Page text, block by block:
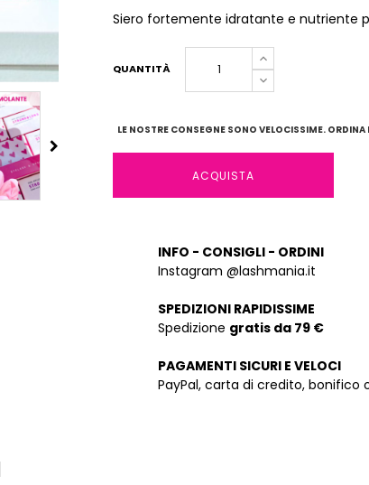
Siero fortemente idratante e nutriente
QUANTITÀ
LE NOSTRE CONSEGNE SONO VELOCISSIME.
ACQUISTA
INFO - CONSIGLI - ORDINI
Instagram @lashmania.it
SPEDIZIONI RAPIDISSIME
Spedizione gratis da 79 €
PAGAMENTI SICURI E VELOCI
PayPal, carta di credito, bonifico